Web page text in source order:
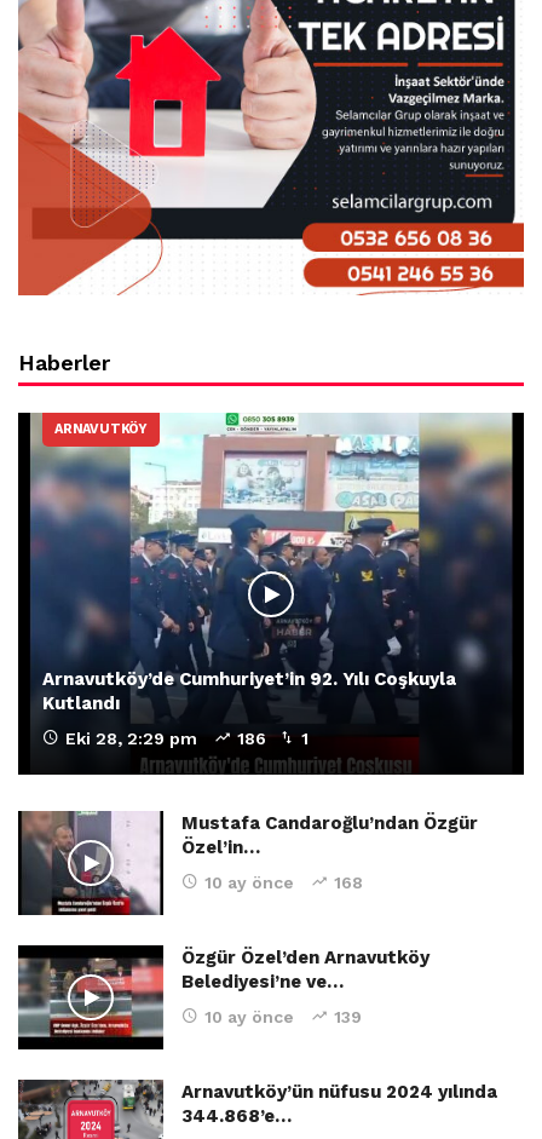
Haberler
ARNAVUTKÖY
Arnavutköy’de Cumhuriyet’in 92. Yılı Coşkuyla
Kutlandı
Eki 28, 2:29 pm 186 1
Mustafa Candaroğlu’ndan Özgür
Özel’in…
10 ay önce 168
Özgür Özel’den Arnavutköy
Belediyesi’ne ve…
10 ay önce 139
Arnavutköy’ün nüfusu 2024 yılında
344.868’e…